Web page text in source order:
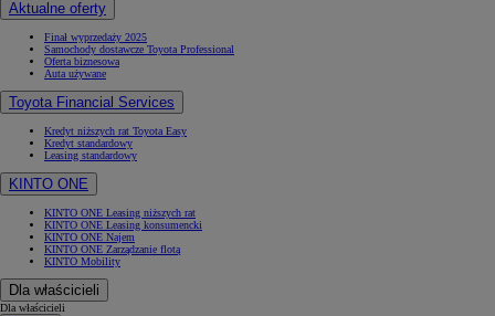
Aktualne oferty
Finał wyprzedaży 2025
Samochody dostawcze Toyota Professional
Oferta biznesowa
Auta używane
Toyota Financial Services
Kredyt niższych rat Toyota Easy
Kredyt standardowy
Leasing standardowy
KINTO ONE
KINTO ONE Leasing niższych rat
KINTO ONE Leasing konsumencki
KINTO ONE Najem
KINTO ONE Zarządzanie flotą
KINTO Mobility
Dla właścicieli
Dla właścicieli